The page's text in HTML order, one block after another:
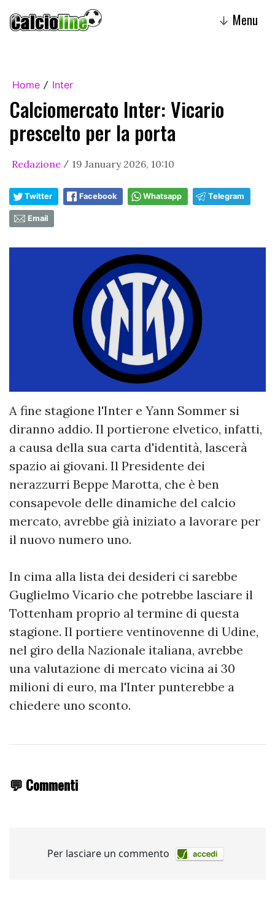
↓ Menu
Home / Inter
Calciomercato Inter: Vicario
prescelto per la porta
Redazione / 19 January 2026, 10:10
Twitter Facebook Whatsapp Telegram
Email
A fine stagione l'Inter e Yann Sommer si
diranno addio. Il portierone elvetico, infatti,
a causa della sua carta d'identità, lascerà
spazio ai giovani. Il Presidente dei
nerazzurri Beppe Marotta, che è ben
consapevole delle dinamiche del calcio
mercato, avrebbe già iniziato a lavorare per
il nuovo numero uno.
In cima alla lista dei desideri ci sarebbe
Guglielmo Vicario che potrebbe lasciare il
Tottenham proprio al termine di questa
stagione. Il portiere ventinovenne di Udine,
nel giro della Nazionale italiana, avrebbe
una valutazione di mercato vicina ai 30
milioni di euro, ma l'Inter punterebbe a
chiedere uno sconto.
💬 Commenti